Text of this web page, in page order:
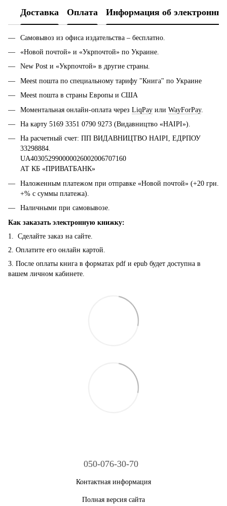
Доставка Оплата Информация об
Самовывоз из офиса издательства – бесплатно.
«Новой почтой» и «Укрпочтой» по Украине.
New Post и «Укрпочтой» в другие страны.
Meest пошта по специальному тарифу "Книга" по Украине
Meest пошта в страны Европы и США
Моментальная онлайн-оплата через LiqPay или WayForPay.
На карту 5169 3351 0790 9273 (Видавництво «НАІРІ»).
На расчетный счет: ПП ВИДАВНИЦТВО НАІРІ, ЕДРПОУ
33298884.
UA403052990000026002006707160
АТ КБ «ПРИВАТБАНК»
Наложенным платежом при отправке «Новой почтой» (+20 грн.
+% с суммы платежа).
Наличными при самовывозе.
Как заказать электронную книжку:
1. Сделайте заказ на сайте.
2. Оплатите его онлайн картой.
3. После оплаты книга в форматах pdf и epub будет доступна в
вашем личном кабинете.
050-076-30-70
Контактная информация
Полная версия сайта